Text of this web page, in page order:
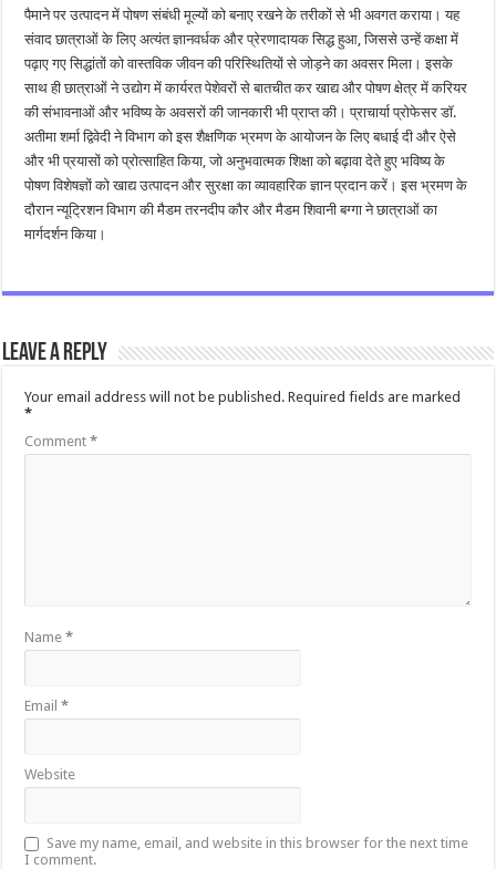
पैमाने पर उत्पादन में पोषण संबंधी मूल्यों को बनाए रखने के तरीकों से भी अवगत कराया। यह
संवाद छात्राओं के लिए अत्यंत ज्ञानवर्धक और प्रेरणादायक सिद्ध हुआ, जिससे उन्हें कक्षा में
पढ़ाए गए सिद्धांतों को वास्तविक जीवन की परिस्थितियों से जोड़ने का अवसर मिला। इसके
साथ ही छात्राओं ने उद्योग में कार्यरत पेशेवरों से बातचीत कर खाद्य और पोषण क्षेत्र में करियर
की संभावनाओं और भविष्य के अवसरों की जानकारी भी प्राप्त की। प्राचार्या प्रोफेसर डॉ.
अतीमा शर्मा द्विवेदी ने विभाग को इस शैक्षणिक भ्रमण के आयोजन के लिए बधाई दी और ऐसे
और भी प्रयासों को प्रोत्साहित किया, जो अनुभवात्मक शिक्षा को बढ़ावा देते हुए भविष्य के
पोषण विशेषज्ञों को खाद्य उत्पादन और सुरक्षा का व्यावहारिक ज्ञान प्रदान करें। इस भ्रमण के
दौरान न्यूट्रिशन विभाग की मैडम तरनदीप कौर और मैडम शिवानी बग्गा ने छात्राओं का
मार्गदर्शन किया।
Leave a Reply
Your email address will not be published. Required fields are marked
*
Comment*
Name*
Email*
Website
Save my name, email, and website in this browser for the next time
I comment.